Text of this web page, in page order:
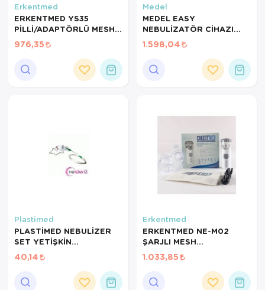
Erkentmed
ERKENTMED YS35
PİLLİ/ADAPTÖRLÜ MESH
NEBULİZATÖR
976,35
Medel
MEDEL EASY
NEBULİZATÖR CİHAZI
95116 MADE IN ITALY
1.598,04
Plastimed
PLASTİMED NEBULİZER
SET YETİŞKİN
(NEBULSET)
40,14
Erkentmed
ERKENTMED NE-M02
ŞARJLI MESH
NEBULİZATÖR ŞARJ
EDİLEBİLİR TAŞIMA
1.033,85